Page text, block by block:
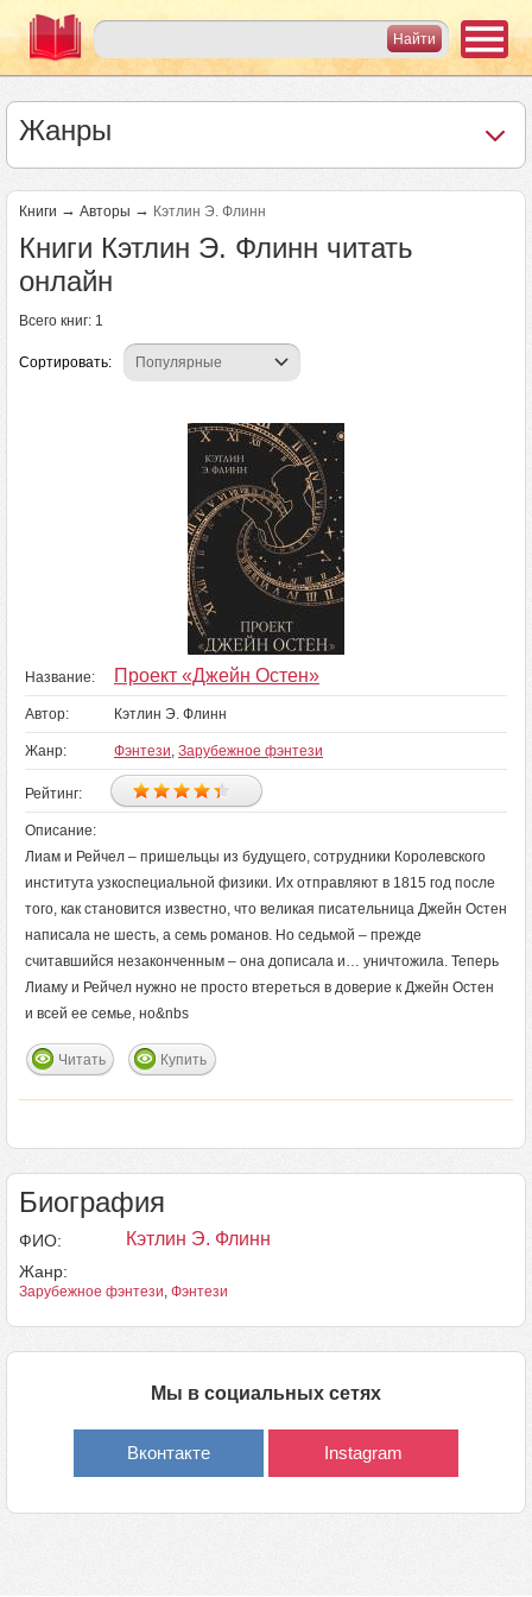
Жанры
Книги → Авторы → Кэтлин Э. Флинн
Книги Кэтлин Э. Флинн читать
онлайн
Всего книг: 1
Сортировать:
Название: Проект «Джейн Остен»
Автор: Кэтлин Э. Флинн
Жанр: Фэнтези, Зарубежное фэнтези
Рейтинг:
Описание:
Лиам и Рейчел – пришельцы из будущего, сотрудники Королевского
института узкоспециальной физики. Их отправляют в 1815 год после
того, как становится известно, что великая писательница Джейн Остен
написала не шесть, а семь романов. Но седьмой – прежде
считавшийся незаконченным – она дописала и… уничтожила. Теперь
Лиаму и Рейчел нужно не просто втереться в доверие к Джейн Остен
и всей ее семье, но&nbs
Читать Купить
Биография
ФИО: Кэтлин Э. Флинн
Жанр:
Зарубежное фэнтези, Фэнтези
Мы в социальных сетях
Вконтакте Instagram